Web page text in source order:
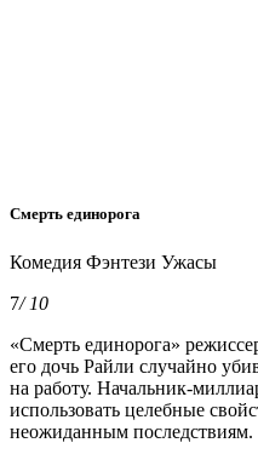
Смерть единорога
Комедия Фэнтези Ужасы
7/ 10
«Смерть единорога»
его дочь Райли случайно
на работу. Начальник-
использовать целебные
неожиданным последствиям.